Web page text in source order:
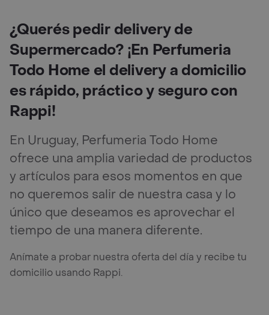
¿Querés pedir delivery de
Supermercado? ¡En Perfumeria
Todo Home el delivery a domicilio
es rápido, práctico y seguro con
Rappi!
En Uruguay, Perfumeria Todo Home
ofrece una amplia variedad de productos
y artículos para esos momentos en que
no queremos salir de nuestra casa y lo
único que deseamos es aprovechar el
tiempo de una manera diferente.
Anímate a probar nuestra oferta del día y recibe tu
domicilio usando Rappi.